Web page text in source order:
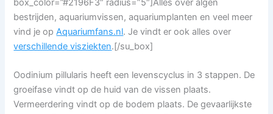
box_color=”#2196F3″ radius=”5″]Alles over algen
bestrijden, aquariumvissen, aquariumplanten en veel meer
vind je opAquariumfans.nl. Je vindt er ook alles over
verschillende visziekten.[/su_box]
Oodinium pillularis heeft een levenscyclus in 3 stappen. De
groeifase vindt op de huid van de vissen plaats.
Vermeerdering vindt op de bodem plaats. De gevaarlijkste